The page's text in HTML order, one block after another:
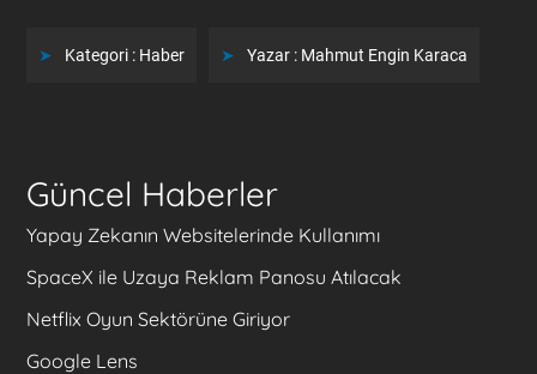
Kategori : Haber Yazar : Mahmut Engin Karaca
Güncel Haberler
Yapay Zekanın Websitelerinde Kullanımı
SpaceX ile Uzaya Reklam Panosu Atılacak
Netflix Oyun Sektörüne Giriyor
Google Lens